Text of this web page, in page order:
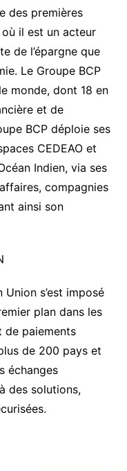
des premières
il est un acteur
de l’épargne que
Le Groupe BCP
monde, dont 18 en
et de
BCP déploie ses
CEDEAO et
Indien, via ses
compagnies
ainsi son
Union s’est imposé
plan dans les
de paiements
de 200 pays et
échanges
des solutions,